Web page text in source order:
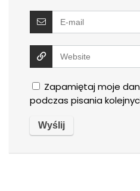
Zapamiętaj moje
podczas pisania